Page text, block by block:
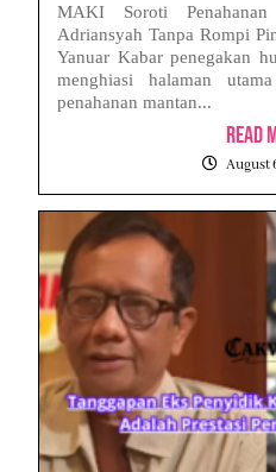
MAKI Soroti
Adriansyah Tanpa Rompi
Yanuar Kabar penegakan
menghiasi halaman
penahanan mantan...
Read
August